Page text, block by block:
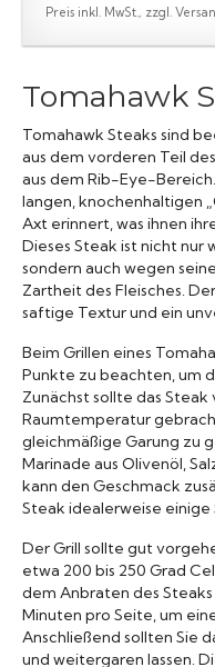
Preis inkl. MwSt., zzgl.
Tomahawk
Tomahawk Steaks sind
aus dem vorderen Teil
aus dem Rib-Eye-
langen, knochenhaltigen
Axt erinnert, was ihnen
Dieses Steak ist nicht nur
sondern auch wegen
Zartheit des Fleisches.
saftige Textur und ein
Beim Grillen eines
Punkte zu beachten, um
Zunächst sollte das
Raumtemperatur
gleichmäßige Garung zu
Marinade aus Olivenöl,
kann den Geschmack
Steak idealerweise
Der Grill sollte gut
etwa 200 bis 250 Grad
dem Anbraten des
Minuten pro Seite, um
Anschließend sollten Sie
und weitergaren lassen.